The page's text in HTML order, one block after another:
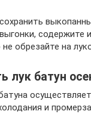
содержите
обрезайте на
лук батун
и